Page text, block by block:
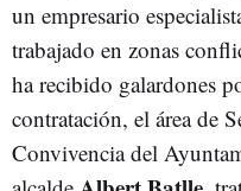
un empresario
trabajado en zonas
ha recibido galardones
contratación, el área de
Convivencia del